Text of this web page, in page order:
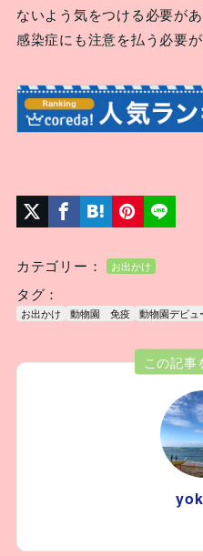
ないよう気をつける必要が
感染症にも注意を払う必要が
カテゴリー： お出かけ
タグ：
お出かけ 動物園 免疫 動物園デビュ
この記事